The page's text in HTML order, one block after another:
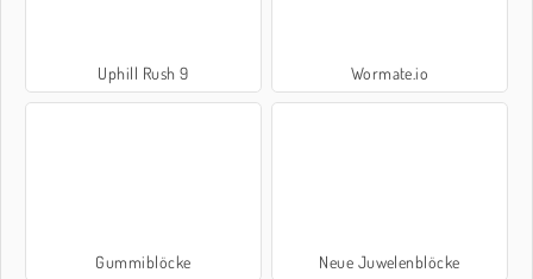
Uphill Rush 9 Wormate.io
Gummiblöcke Neue Juwelenblöcke